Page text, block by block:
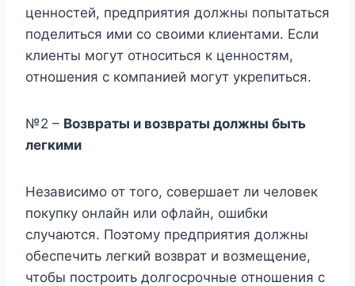
ценностей, предприятия должны попытаться
поделиться ими со своими клиентами. Если
клиенты могут относиться к ценностям,
отношения с компанией могут укрепиться.
№2 – Возвраты и возвраты должны быть
легкими
Независимо от того, совершает ли человек
покупку онлайн или офлайн, ошибки
случаются. Поэтому предприятия должны
обеспечить легкий возврат и возмещение,
чтобы построить долгосрочные отношения с